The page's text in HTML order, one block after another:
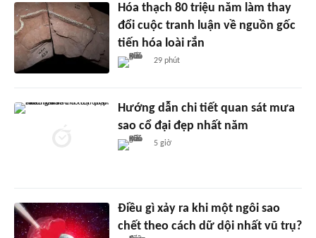
Hóa thạch 80 triệu năm làm thay
đổi cuộc tranh luận về nguồn gốc
tiến hóa loài rắn
29 phút
Hướng dẫn chi tiết quan sát mưa
sao cổ đại đẹp nhất năm
5 giờ
Điều gì xảy ra khi một ngôi sao
chết theo cách dữ dội nhất vũ trụ?